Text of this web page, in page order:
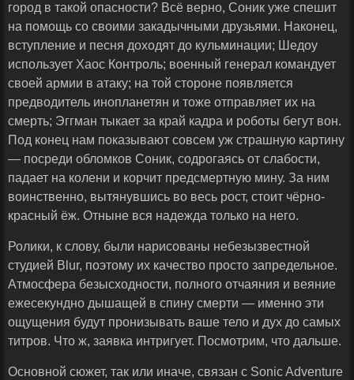
город в такой опасности? Всё верно, Соник уже спешит
на помощь со своими закадычными друзьями. Наконец,
вступление и песня доходят до кульминации; Шедоу
использует Хаос Контроль; военный генерал командует
своей армии в атаку; на той стороне появляется
предводитель инопланетян и тоже отправляет их на
смерть; Эггман тыкает за край кадра и роботы бегут вон.
Под конец нам показывают совсем уж страшную картину
— посреди обломков Соник, содрогаясь от слабости,
падает на колени и корчит предсмертную мину. За ним
воинственно, вытянувшись во весь рост, стоит чёрно-
красный ёж. Отныне вся надежда только на него.
Ролики, к слову, были нарисованы небезызвестной
студией Blur, поэтому их качество просто запредельное.
Атмосфера безысходности, полного отчаяния и веяние
ежесекундно дышащей в спину смерти — именно эти
ощущения будут пронизывать ваше тело и дух до самых
титров. Что ж, заявка интригует. Посмотрим, что дальше.
Основной сюжет, так или иначе, связан с Sonic Adventure